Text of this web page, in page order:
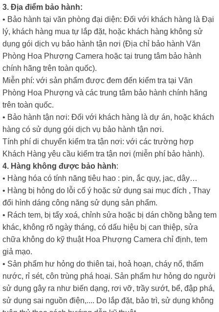
3. Địa điểm bảo hành:
• Bảo hành tại văn phòng đại diện: Đối với khách hàng là Đại
lý, khách hàng mua tự lắp đặt, hoặc khách hàng không sử
dụng gói dịch vụ bảo hành tận nơi (Địa chỉ bảo hành Văn
Phòng Hoa Phượng Camera hoặc tại trung tâm bảo hành
chính hãng trên toàn quốc).
Miễn phí: với sản phẩm được đem đến kiểm tra tại Văn
Phòng Hoa Phượng và các trung tâm bảo hành chính hãng
trên toàn quốc.
• Bảo hành tận nơi: Đối với khách hàng là dự án, hoặc khách
hàng có sử dụng gói dịch vụ bảo hành tận nơi.
Tính phí di chuyển kiểm tra tận nơi: với các trường hợp
Khách Hàng yêu cầu kiểm tra tận nơi (miễn phí bảo hành).
4. Hàng không được bảo hành:
• Hàng hóa có tính năng tiêu hao : pin, ắc quy, jac, dây…
• Hàng bị hỏng do lỗi cố ý hoặc sử dụng sai mục đích , Thay
đổi hình dáng công năng sử dụng sản phẩm.
• Rách tem, bị tẩy xoá, chỉnh sửa hoặc bị dán chồng bằng tem
khác, không rõ ngày tháng, có dấu hiệu bị can thiệp, sửa
chữa không do kỹ thuật Hoa Phượng Camera chỉ định, tem
giả mạo.
• Sản phẩm hư hỏng do thiên tai, hoả hoạn, cháy nổ, thấm
nước, rỉ sét, côn trùng phá hoại. Sản phẩm hư hỏng do người
sử dụng gây ra như biến dạng, rơi vỡ, trầy sướt, bể, đập phá,
sử dụng sai nguồn điện,.... Do lắp đặt, bảo trì, sử dụng không